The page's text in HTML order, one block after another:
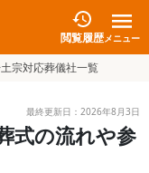
閲覧履歴メニュー
宗対応葬儀社一覧
最終更新日： 2026年8月3日
式の流れや参